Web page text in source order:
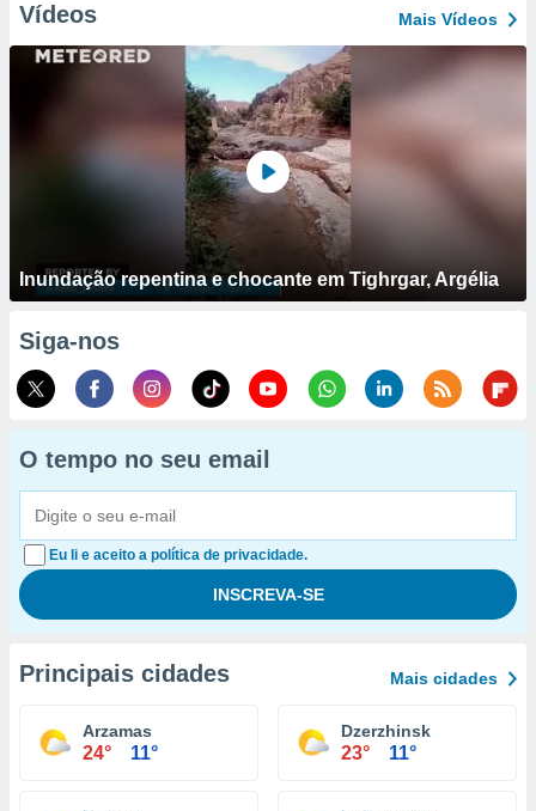
Vídeos Mais Vídeos
Inundação repentina e chocante em Tighrgar, Argélia
Siga-nos
O tempo no seu email
Eu li e aceito a política de privacidade.
Principais cidades Mais cidades
Arzamas
24° 11°
Dzerzhinsk
23° 11°